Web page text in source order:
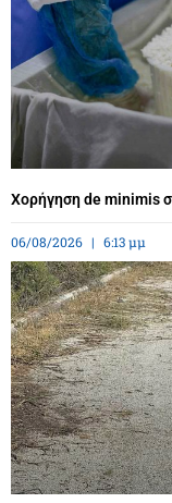
Χορήγηση de minimis
06/08/2026 6:13 μμ